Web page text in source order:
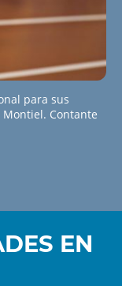
para sus
Contante
EN